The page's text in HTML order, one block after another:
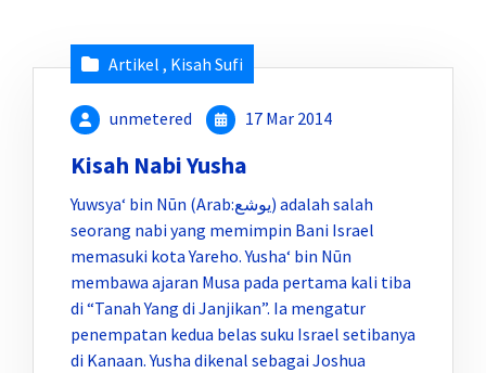
Artikel , Kisah Sufi
unmetered 17 Mar 2014
Kisah Nabi Yusha
Yuwsya‘ bin Nūn (Arab:يوشع) adalah salah
seorang nabi yang memimpin Bani Israel
memasuki kota Yareho. Yusha‘ bin Nūn
membawa ajaran Musa pada pertama kali tiba
di “Tanah Yang di Janjikan”. Ia mengatur
penempatan kedua belas suku Israel setibanya
di Kanaan. Yusha dikenal sebagai Joshua